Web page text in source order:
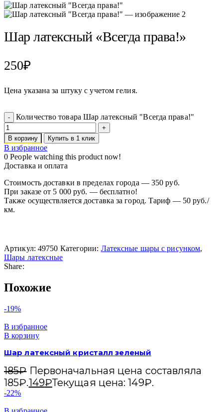
Шар латексный «Всегда права!»
250₽
Цена указана за штуку с учетом гелия.
Количество товара Шар латексный "Всегда права!"
В корзину Купить в 1 клик
В избранное
0 People watching this product now!
Доставка и оплата
Стоимость доставки в пределах города — 350 руб.
При заказе от 5 000 руб. — бесплатно!
Также осуществляется доставка за город. Тариф — 50 руб./
км.
Артикул: 49750 Категории: Латексные шары с рисунком,
Шары латексные
Share:
Похожие
-19%
В избранное
В корзину
Шар латексный кристалл зеленый
185₽ Первоначальная цена составляла
185₽.149₽Текущая цена: 149₽.
-22%